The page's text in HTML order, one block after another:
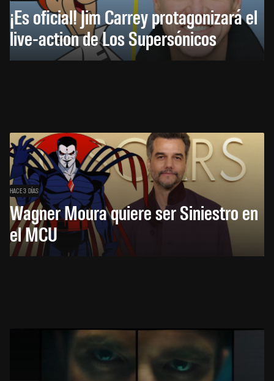
¡Es oficial! Jim Carrey protagonizará el
live-action de Los Supersónicos
HACE 3 DÍAS
Wagner Moura quiere ser Siniestro en
el MCU